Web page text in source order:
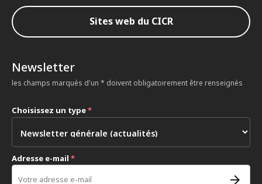
Sites web du CICR
Newsletter
les champs marqués d'un * doivent obligatoirement être renseignés
Choisissez un type*
Adresse e-mail *